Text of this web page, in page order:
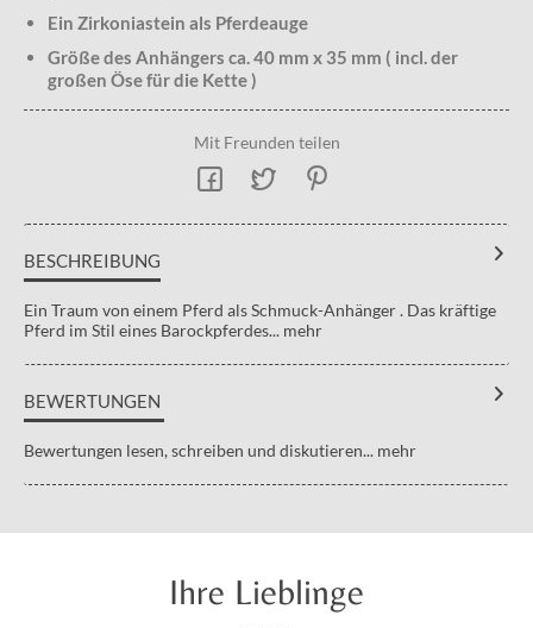
Ein Zirkoniastein als Pferdeauge
Größe des Anhängers ca. 40 mm x 35 mm ( incl. der
großen Öse für die Kette )
Mit Freunden teilen
BESCHREIBUNG
Ein Traum von einem Pferd als Schmuck-Anhänger . Das kräftige
Pferd im Stil eines Barockpferdes... mehr
BEWERTUNGEN
Bewertungen lesen, schreiben und diskutieren... mehr
Ihre Lieblinge